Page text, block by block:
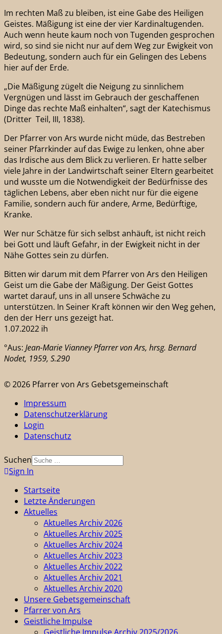
Im rechten Maß zu bleiben, ist eine Gabe des Heiligen
Geistes. Mäßigung ist eine der vier Kardinaltugenden.
Auch wenn heute kaum noch von Tugenden gesprochen
wird, so sind sie nicht nur auf dem Weg zur Ewigkeit von
Bedeutung, sondern auch für ein Gelingen des Lebens
hier auf der Erde.
„Die Mäßigung zügelt die Neigung zu sinnlichem
Vergnügen und lässt im Gebrauch der geschaffenen
Dinge das rechte Maß einhalten“, sagt der Katechismus
(Dritter Teil, III, 1838).
Der Pfarrer von Ars wurde nicht müde, das Bestreben
seiner Pfarrkinder auf das Ewige zu lenken, ohne aber
das Irdische aus dem Blick zu verlieren. Er hatte selber
viele Jahre in der Landwirtschaft seiner Eltern gearbeitet
und wusste um die Notwendigkeit der Bedürfnisse des
täglichen Lebens, aber eben nicht nur für die eigene
Familie, sondern auch für andere, Arme, Bedürftige,
Kranke.
Wer nur Schätze für sich selbst anhäuft, ist nicht reich
bei Gott und läuft Gefahr, in der Ewigkeit nicht in der
Nähe Gottes sein zu dürfen.
Bitten wir darum mit dem Pfarrer von Ars den Heiligen
Geist um die Gabe der Mäßigung. Der Geist Gottes
wartet darauf, uns in all unsere Schwäche zu
unterstützen. In Seiner Kraft können wir den Weg gehen,
den der Herr uns gezeigt hat.
1.07.2022 ih
°Aus: Jean-Marie Vianney Pfarrer von Ars, hrsg. Bernard
Nodet, 1959, S.290
© 2026 Pfarrer von Ars Gebetsgemeinschaft
Impressum
Datenschutzerklärung
Login
Datenschutz
Suchen
Sign In
Startseite
Letzte Änderungen
Aktuelles
Aktuelles Archiv 2026
Aktuelles Archiv 2025
Aktuelles Archiv 2024
Aktuelles Archiv 2023
Aktuelles Archiv 2022
Aktuelles Archiv 2021
Aktuelles Archiv 2020
Unsere Gebetsgemeinschaft
Pfarrer von Ars
Geistliche Impulse
Geistliche Impulse Archiv 2025/2026